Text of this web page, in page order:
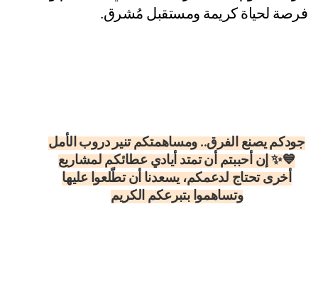
فرصة لحياة كريمة ومستقبل مُشرق.
جودكم يصنع الفرق.. ومساهمتكم تنير دروب الأمل
💙✨ إن أحببتم أن تمتد أيادي عطائكم لمشاريع
أخرى تحتاج لدعمكم، يسعدنا أن تطّلعوا عليها
وتساهموا بتبرعكم الكريم